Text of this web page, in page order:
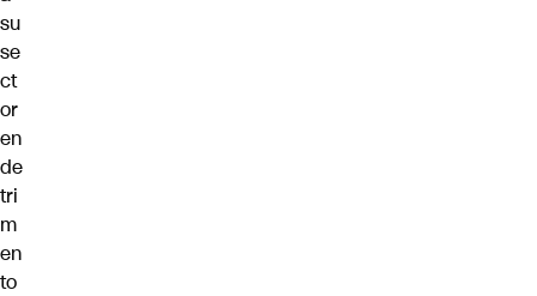
su
se
ct
or
en
de
tri
m
en
to